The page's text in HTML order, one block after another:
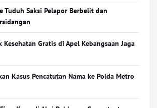
Tuduh Saksi Pelapor Berbelit dan
Kesehatan Gratis di Apel Kebangsaan Jaga
Kasus Pencatutan Nama ke Polda Metro